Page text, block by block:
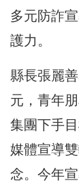
多元防詐
護力。
縣長張麗
元，青年
集團下手
媒體宣導
念。今年